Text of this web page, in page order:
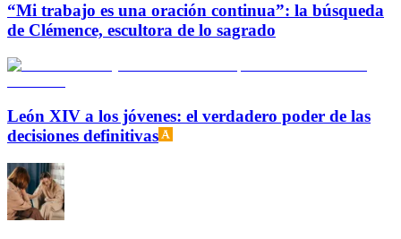
“Mi trabajo es una oración continua”: la búsqueda
de Clémence, escultora de lo sagrado
León XIV a los jóvenes: el verdadero poder de las
decisiones definitivas